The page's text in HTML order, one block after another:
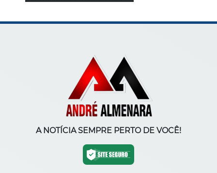
A NOTÍCIA SEMPRE PERTO DE VOCÊ!